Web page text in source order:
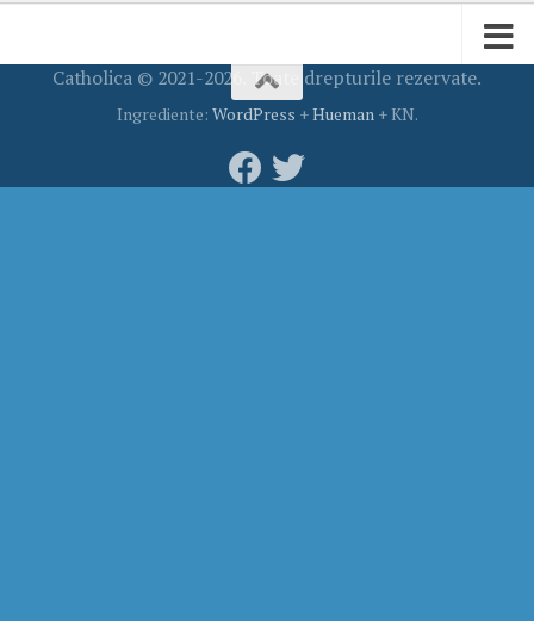
Catholica © 2021-2026. Toate drepturile rezervate.
Ingrediente: WordPress +Hueman+ KN.